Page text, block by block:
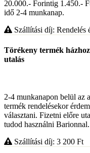
20.000.- Forintig 1.450.-
idő 2-4 munkanap.
Szállítási díj: Rendelés
Törékeny termék
utalás
2-4 munkanapon belül az
termék rendelésekor
választani. Fizetni előre
tudod használni Barionnal.
Szállítási díj: 3 200 Ft